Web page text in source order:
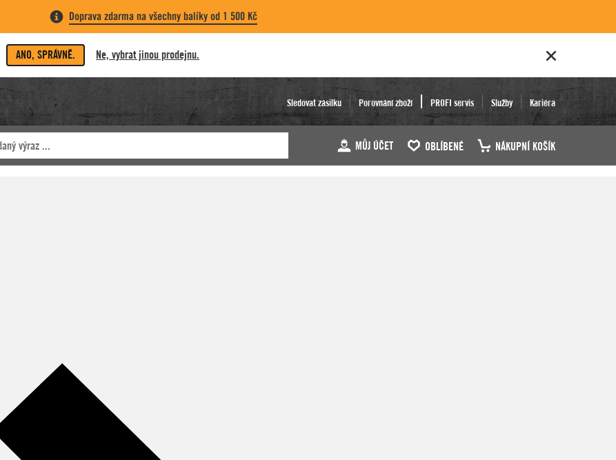
Doprava zdarma na všechny balíky od 1 500 Kč
ANO, SPRÁVNĚ. Ne, vybrat jinou prodejnu.
Sledovat zásilku Porovnání zboží PROFI servis Služby Kariéra
MŮJ ÚČET OBLÍBENÉ NÁKUPNÍ KOŠÍK